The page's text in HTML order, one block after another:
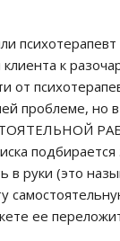
к
от
проблеме, но
в руки (это
ее